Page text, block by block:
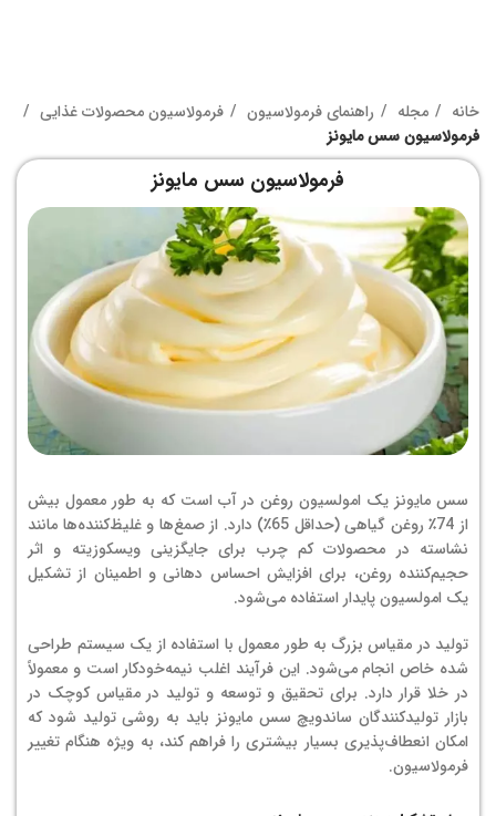
خانه مجله راهنمای فرمولاسیون
فرمولاسیون محصولات غذایی
فرمولاسیون سس مایونز
فرمولاسیون سس مایونز
سس مایونز یک امولسیون روغن در آب است که به طور معمول بیش
از 74٪ روغن گیاهی (حداقل 65٪) دارد.
از صمغ‌ها و غلیظ‌کننده‌ها مانند
نشاسته در محصولات کم چرب برای جایگزینی ویسکوزیته و اثر
حجیم‌کننده روغن، برای افزایش احساس دهانی و اطمینان از تشکیل
یک امولسیون پایدار استفاده می‌شود.
تولید در مقیاس بزرگ به طور معمول با استفاده از یک سیستم طراحی
شده خاص انجام می‌شود. این فرآیند اغلب نیمه‌خودکار است و معمولاً
در خلا قرار دارد. برای تحقیق و توسعه و تولید در مقیاس کوچک در
بازار تولیدکنندگان ساندویچ سس مایونز باید به روشی تولید شود که
امکان انعطاف‌پذیری بسیار بیشتری را فراهم کند، به ویژه هنگام تغییر
فرمولاسیون.